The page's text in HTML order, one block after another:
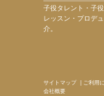
子役タレント・子
レッスン・プロデ
介。
サイトマップ| ご利用
会社概要